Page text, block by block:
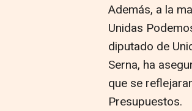
Además, a la
Unidas
diputado de
Serna, ha
que se
Presupuestos.